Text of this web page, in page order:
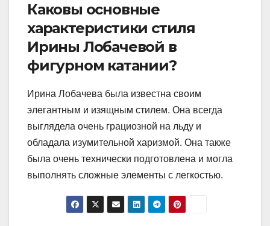
Каковы основные
характеристики стиля
Ирины Лобачевой в
фигурном катании?
Ирина Лобачева была известна своим
элегантным и изящным стилем. Она всегда
выглядела очень грациозной на льду и
обладала изумительной харизмой. Она также
была очень технически подготовлена и могла
выполнять сложные элементы с легкостью.